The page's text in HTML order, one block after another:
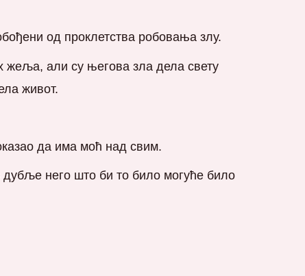
од проклетства робовања злу.
жеља, али су његова зла дела свету
живот.
да има моћ над свим.
дубље него што би то било могуће било